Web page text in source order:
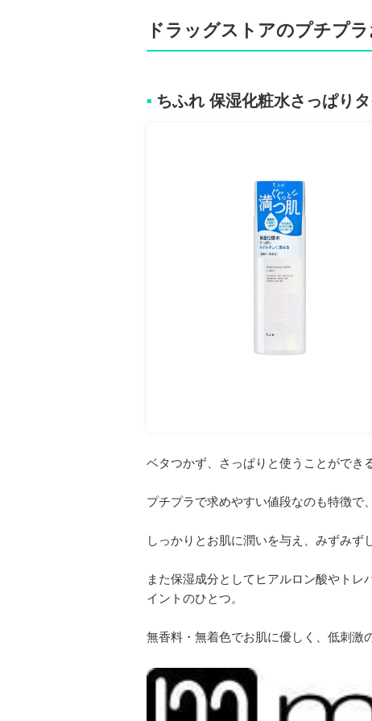
ドラッグストアのプチプ
■ ちふれ 保湿化粧水さっぱり
ベタつかず、さっぱりと使うことができ
プチプラで求めやすい値段なのも特徴で
しっかりとお肌に潤いを与え、みずみず
また保湿成分としてヒアルロン酸やト
イントのひとつ。
無香料・無着色でお肌に優しく、低刺激